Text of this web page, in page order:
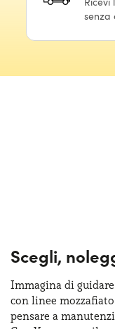
senza
Scegli,
Immagina di
con linee mozzafiato
pensare a